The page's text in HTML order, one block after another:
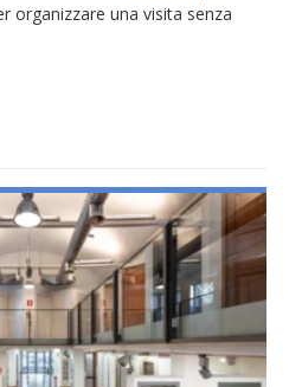
organizzare una visita senza